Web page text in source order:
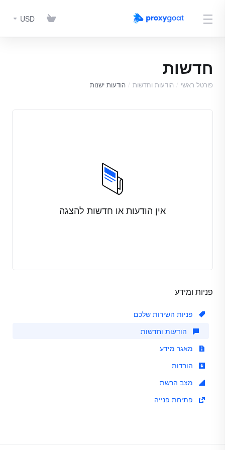
USD
חדשות
פורטל ראשי הודעות וחדשות הודעות ישנות
פניות ומידע
פניות השירות שלכם
הודעות וחדשות
מאגר מידע
הורדות
מצב הרשת
פתיחת פנייה
אין הודעות או חדשות להצגה